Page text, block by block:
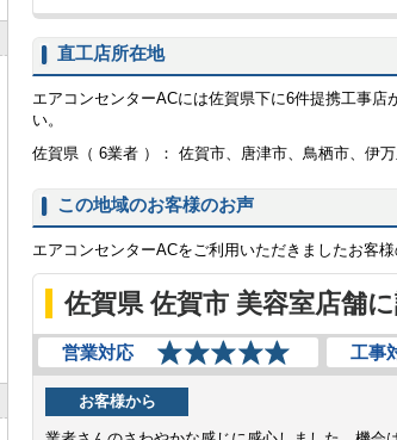
直工店所在地
エアコンセンターACには佐賀県下に6件提携工事
い。
佐賀県（ 6業者 ）： 佐賀市、唐津市、鳥栖市、伊
この地域のお客様のお声
エアコンセンターACをご利用いただきましたお客様
佐賀県 佐賀市 美容室店舗
営業対応 工事
お客様から